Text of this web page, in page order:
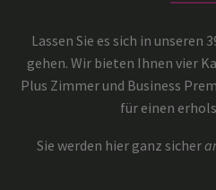
Lassen Sie es sich in
gehen. Wir bieten Ihnen vier
Plus Zimmer und Business
für einen
Sie werden hier ganz sicher